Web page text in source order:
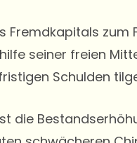
zum
seiner freien
Schulden
die